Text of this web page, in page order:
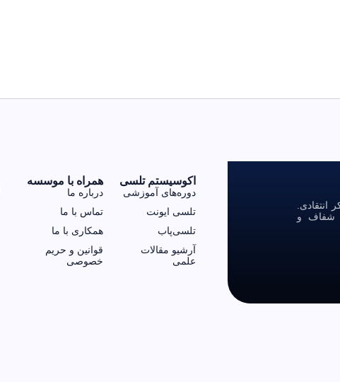
شفاف و
اکوسیستم تلسی
دوره‌های آموزشی
تلسی ایونت
تلسی‌پاب
آرشیو مقالات
علمی
همراه با موسسه
درباره ما
تماس با ما
همکاری با ما
قوانین و حریم
خصوصی